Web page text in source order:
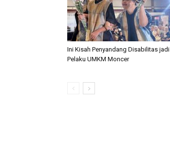
Ini Kisah Penyandang Disabilitas jadi
Pelaku UMKM Moncer